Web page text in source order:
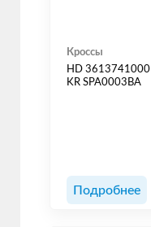
Кроссы
HD 3613741000
KR SPA0003BA
Подробнее